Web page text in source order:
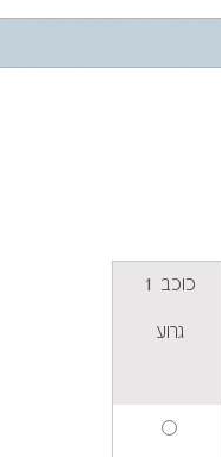
כוכב 1
גרוע